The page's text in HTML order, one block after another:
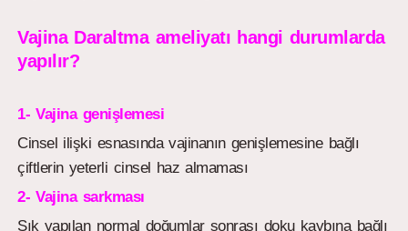
Vajina Daraltma ameliyatı hangi durumlarda
yapılır?
1- Vajina genişlemesi
Cinsel ilişki esnasında vajinanın genişlemesine bağlı
çiftlerin yeterli cinsel haz almaması
2- Vajina sarkması
Sık yapılan normal doğumlar sonrası doku kaybına bağlı